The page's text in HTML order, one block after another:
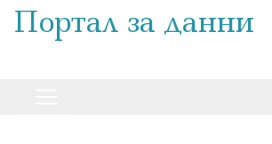
Портал за данни